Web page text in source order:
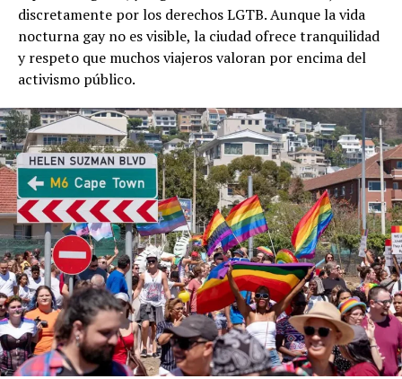
discretamente por los derechos LGTB. Aunque la vida
nocturna gay no es visible, la ciudad ofrece tranquilidad
y respeto que muchos viajeros valoran por encima del
activismo público.